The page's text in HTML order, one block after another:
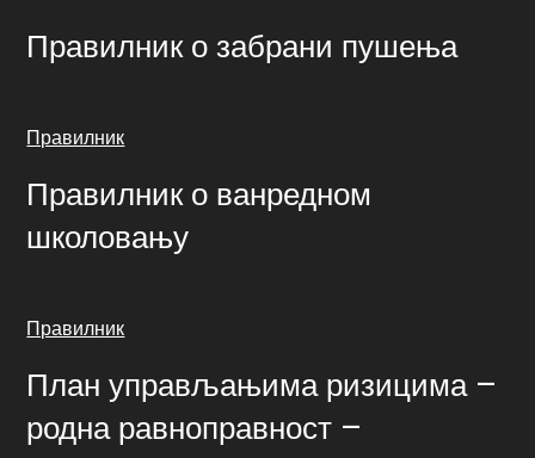
Правилник о забрани пушења
Правилник
Правилник о ванредном
школовању
Правилник
План управљањима ризицима –
родна равноправност –